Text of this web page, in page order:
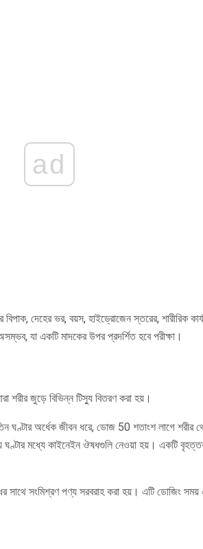
ad
দেহের ভর, বয়স, হাইড্রোজেন স্তরের, শারীরিক
যা একটি মাদকের উপর প্রদর্শিত হবে পরীক্ষা।
শরীর জুড়ে বিভিন্ন টিস্যু বিতরণ করা হয়।
ঘণ্টার অর্ধেক জীবন ধরে, ডোজ 50 শতাংশ লাগে শরীর
ছয় ঘণ্টার মধ্যে কাইনেইন ঔষধগুলি নেওয়া হয়। একটি
সাথে সংমিশ্রণ পণ্য সরবরাহ করা হয়। এটি ডোজিং